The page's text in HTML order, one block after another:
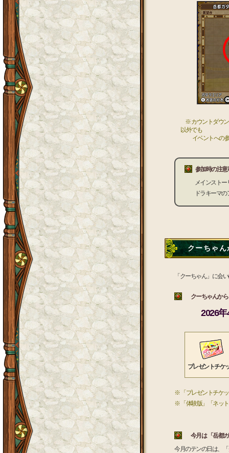
※ カウントダウンイ
以外でも
イベントへの参
参加時の注意
メインスト
ドラキーマ
クーちゃん
「クーちゃん」に会
クーちゃんから
2026
プレゼントチケ
※ 「プレゼントチケ
※ 「体験版」「ネッ
今月は 「岳都
今月のテンの日は、